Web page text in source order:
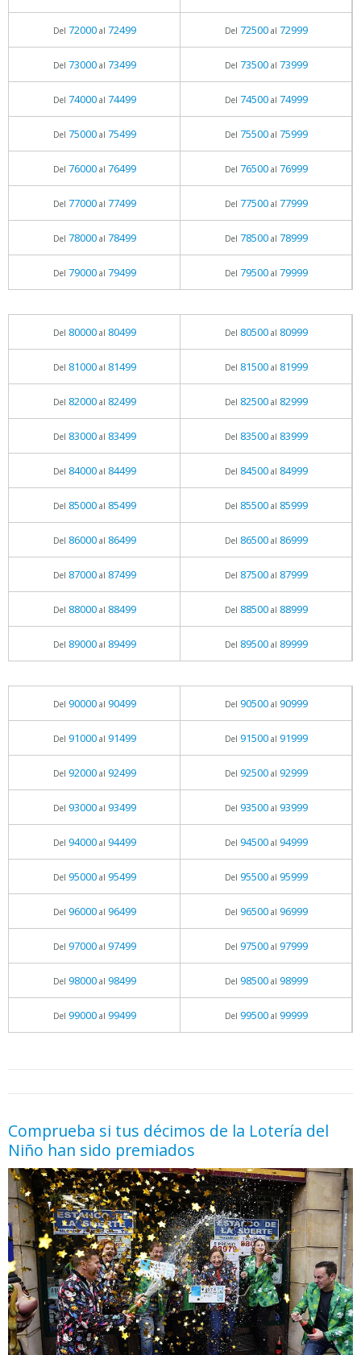
Del 72000al 72499 Del 72500al 72999
Del 73000al 73499 Del 73500al 73999
Del 74000al 74499 Del 74500al 74999
Del 75000al 75499 Del 75500al 75999
Del 76000al 76499 Del 76500al 76999
Del 77000al 77499 Del 77500al 77999
Del 78000al 78499 Del 78500al 78999
Del 79000al 79499 Del 79500al 79999
Del 80000al 80499 Del 80500al 80999
Del 81000al 81499 Del 81500al 81999
Del 82000al 82499 Del 82500al 82999
Del 83000al 83499 Del 83500al 83999
Del 84000al 84499 Del 84500al 84999
Del 85000al 85499 Del 85500al 85999
Del 86000al 86499 Del 86500al 86999
Del 87000al 87499 Del 87500al 87999
Del 88000al 88499 Del 88500al 88999
Del 89000al 89499 Del 89500al 89999
Del 90000al 90499 Del 90500al 90999
Del 91000al 91499 Del 91500al 91999
Del 92000al 92499 Del 92500al 92999
Del 93000al 93499 Del 93500al 93999
Del 94000al 94499 Del 94500al 94999
Del 95000al 95499 Del 95500al 95999
Del 96000al 96499 Del 96500al 96999
Del 97000al 97499 Del 97500al 97999
Del 98000al 98499 Del 98500al 98999
Del 99000al 99499 Del 99500al 99999
Comprueba si tus décimos de la Lotería del
Niño han sido premiados